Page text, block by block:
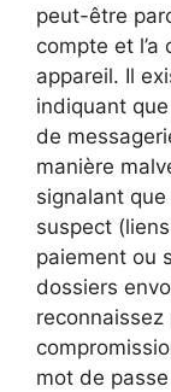
peut-être
compte et l’a
appareil. Il
indiquant
de
manière
signalant
suspect
paiement ou
dossiers
reconnaissez
mot de